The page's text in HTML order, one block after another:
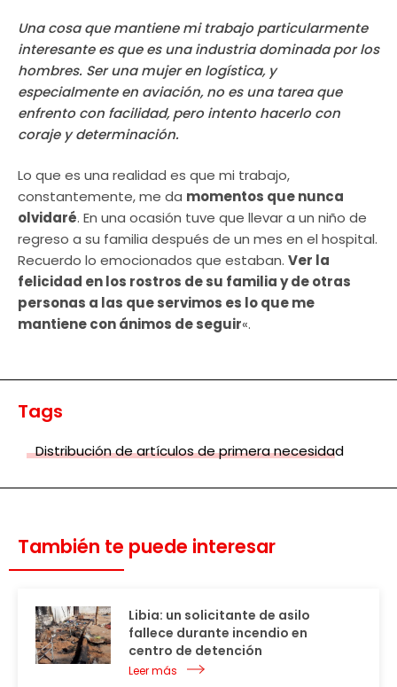
Una cosa que mantiene mi trabajo particularmente
interesante es que es una industria dominada por los
hombres. Ser una mujer en logística, y
especialmente en aviación, no es una tarea que
enfrento con facilidad, pero intento hacerlo con
coraje y determinación.
Lo que es una realidad es que mi trabajo,
constantemente, me da momentos que nunca
olvidaré. En una ocasión tuve que llevar a un niño de
regreso a su familia después de un mes en el hospital.
Recuerdo lo emocionados que estaban. Ver la
felicidad en los rostros de su familia y de otras
personas a las que servimos es lo que me
mantiene con ánimos de seguir«.
Tags
Distribución de artículos de primera necesidad
También te puede interesar
Libia: un solicitante de asilo
fallece durante incendio en
centro de detención
Leer más